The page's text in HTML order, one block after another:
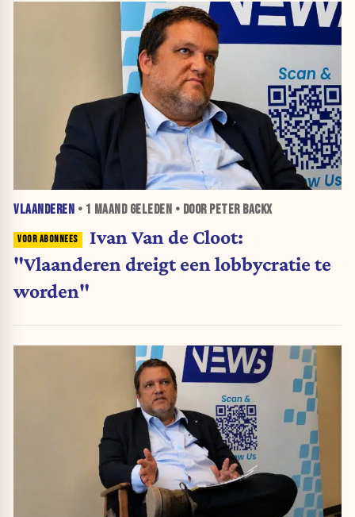
VLAANDEREN • 1 MAANDGELEDEN • DOOR PETER BACKX
Ivan Van de Cloot:
"Vlaanderen dreigt een lobbycratie te
worden"